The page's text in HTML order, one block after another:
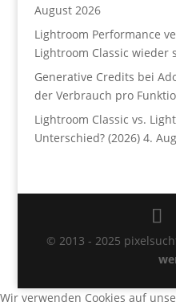
August 2026
Lightroom Performance
Lightroom Classic wieder
Generative Credits bei
der Verbrauch pro
Lightroom Classic vs.
Unterschied? (2026) 4.
© 2013 - 2025
Wir verwenden Cookies auf